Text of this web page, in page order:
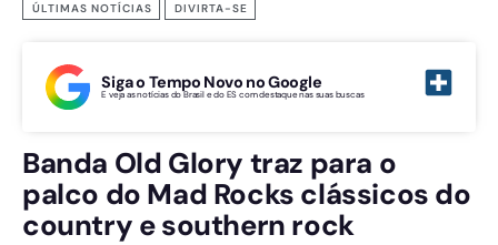
ÚLTIMAS NOTÍCIAS DIVIRTA-SE
Siga o Tempo Novo no Google
E veja as notícias do Brasil e do ES com destaque nas suas buscas
Banda Old Glory traz para o
palco do Mad Rocks clássicos do
country e southern rock